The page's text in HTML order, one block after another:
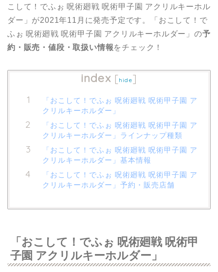
こして！でふぉ 呪術廻戦 呪術甲子園 アクリルキーホル
ダー」が2021年11月に発売予定です。「おこして！で
ふぉ 呪術廻戦 呪術甲子園 アクリルキーホルダー」の予
約・販売・値段・取扱い情報をチェック！
index [hide]
「おこして！でふぉ 呪術廻戦 呪術甲子園 ア
クリルキーホルダー」
「おこして！でふぉ 呪術廻戦 呪術甲子園 ア
クリルキーホルダー」ラインナップ種類
「おこして！でふぉ 呪術廻戦 呪術甲子園 ア
クリルキーホルダー」基本情報
「おこして！でふぉ 呪術廻戦 呪術甲子園 ア
クリルキーホルダー」予約・販売店舗
「おこして！でふぉ 呪術廻戦 呪術甲
子園 アクリルキーホルダー」